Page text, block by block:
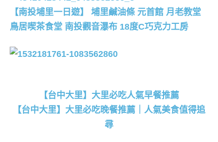
【南投埔里一日遊】 埔里鹹油條 元首館 月老教堂
鳥居喫茶食堂 南投觀音瀑布 18度C巧克力工房
【台中大里】大里必吃人氣早餐推薦
【台中大里】大里必吃晚餐推薦｜人氣美食值得追
尋